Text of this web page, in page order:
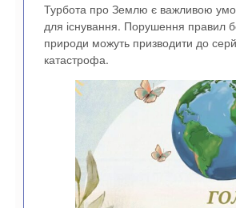
Турбота про Землю є важливою
для існування. Порушення правил
природи можуть призводити до
катастрофа.